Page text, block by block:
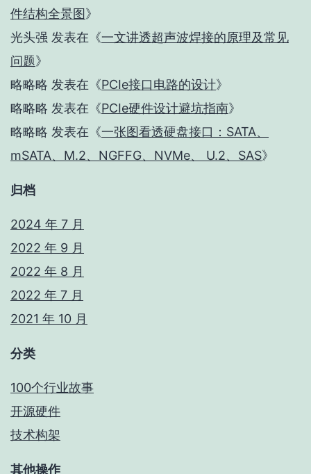
件结构全景图》
光头强 发表在《一文讲透超声波焊接的原理及常见
问题》
略略略 发表在《PCIe接口电路的设计》
略略略 发表在《PCIe硬件设计避坑指南》
略略略 发表在《一张图看透硬盘接口：SATA、
mSATA、M.2、NGFFG、NVMe、 U.2、SAS》
归档
2024 年 7 月
2022 年 9 月
2022 年 8 月
2022 年 7 月
2021 年 10 月
分类
100个行业故事
开源硬件
技术构架
其他操作